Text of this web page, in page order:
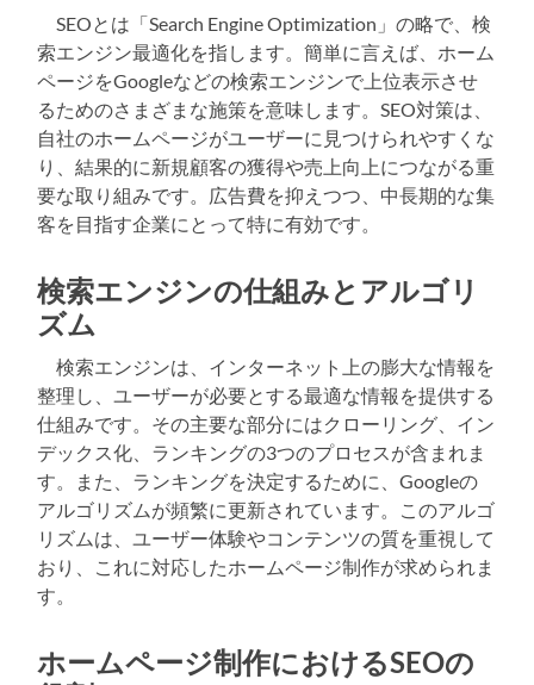
SEOとは「Search Engine Optimization」の略で、検
索エンジン最適化を指します。簡単に言えば、ホーム
ページをGoogleなどの検索エンジンで上位表示させ
るためのさまざまな施策を意味します。SEO対策は、
自社のホームページがユーザーに見つけられやすくな
り、結果的に新規顧客の獲得や売上向上につながる重
要な取り組みです。広告費を抑えつつ、中長期的な集
客を目指す企業にとって特に有効です。
検索エンジンの仕組みとアルゴリ
ズム
検索エンジンは、インターネット上の膨大な情報を
整理し、ユーザーが必要とする最適な情報を提供する
仕組みです。その主要な部分にはクローリング、イン
デックス化、ランキングの3つのプロセスが含まれま
す。また、ランキングを決定するために、Googleの
アルゴリズムが頻繁に更新されています。このアルゴ
リズムは、ユーザー体験やコンテンツの質を重視して
おり、これに対応したホームページ制作が求められま
す。
ホームページ制作におけるSEOの